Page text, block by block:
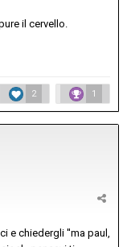
il cervello.
2 1
e chiedergli ''ma paul,